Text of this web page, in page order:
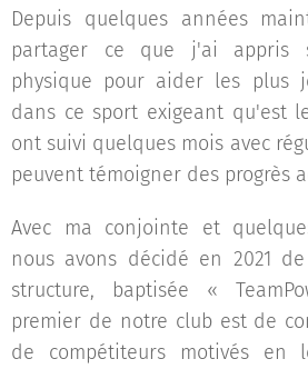
Depuis quelques années
partager ce que j'ai appris
physique pour aider les plus
dans ce sport exigeant qu'est
ont suivi quelques mois avec
peuvent témoigner des progrès
Avec ma conjointe et
nous avons décidé en 2021
structure, baptisée «
premier de notre club est de
de compétiteurs motivés en